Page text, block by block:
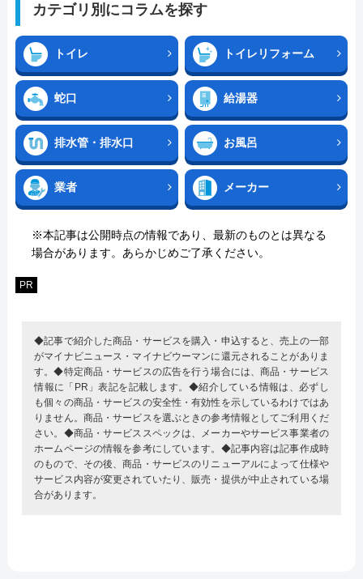
カテゴリ別にコラムを探す
トイレ トイレリフォーム
蛇口 給湯器
排水管・排水口 お風呂
業者 メーカー
※本記事は公開時点の情報であり、最新のものとは異なる
場合があります。あらかじめご了承ください。
PR
◆記事で紹介した商品・サービスを購入・申込すると、売上の一部
がマイナビニュース・マイナビウーマンに還元されることがありま
す。◆特定商品・サービスの広告を行う場合には、商品・サービス
情報に「PR」表記を記載します。◆紹介している情報は、必ずし
も個々の商品・サービスの安全性・有効性を示しているわけではあ
りません。商品・サービスを選ぶときの参考情報としてご利用くだ
さい。◆商品・サービススペックは、メーカーやサービス事業者の
ホームページの情報を参考にしています。◆記事内容は記事作成時
のもので、その後、商品・サービスのリニューアルによって仕様や
サービス内容が変更されていたり、販売・提供が中止されている場
合があります。